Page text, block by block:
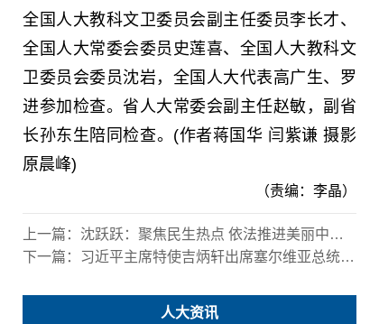
全国人大教科文卫委员会副主任委员李长才、
全国人大常委会委员史莲喜、全国人大教科文
卫委员会委员沈岩，全国人大代表高广生、罗
进参加检查。省人大常委会副主任赵敏，副省
长孙东生陪同检查。(作者蒋国华 闫紫谦 摄影
原晨峰)
（责编：李晶）
上一篇： 沈跃跃：聚焦民生热点 依法推进美丽中国建设
下一篇：
习近平主席特使吉炳轩出席塞尔维亚总统就职典礼
人大资讯